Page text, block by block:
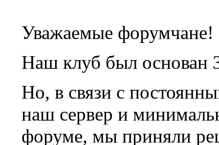
Уважаемые форумчане!
Наш клуб был основан
Но, в связи с
наш сервер и
форуме, мы приняли